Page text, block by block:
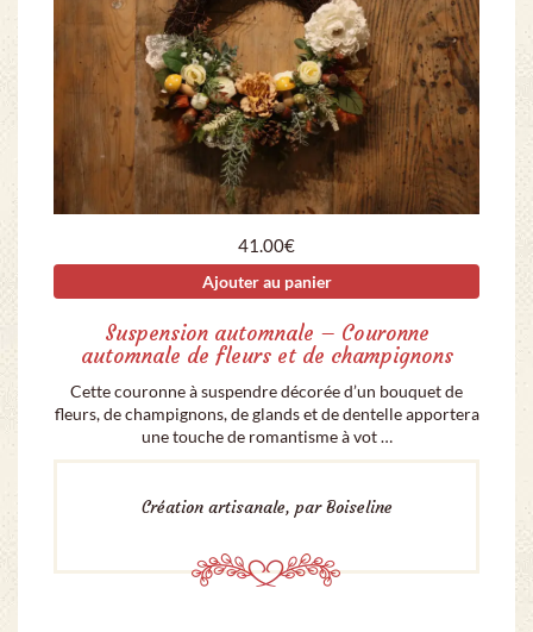
41.00€
Ajouter au panier
Suspension automnale – Couronne
automnale de fleurs et de champignons
Cette couronne à suspendre décorée d’un bouquet de
fleurs, de champignons, de glands et de dentelle apportera
une touche de romantisme à vot …
Création artisanale, par Boiseline